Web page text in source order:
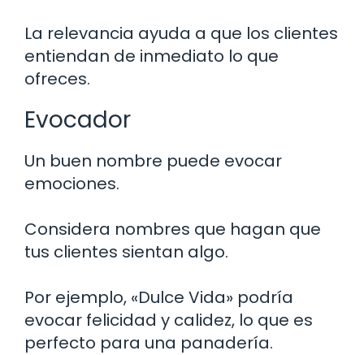
La relevancia ayuda a que los clientes
entiendan de inmediato lo que
ofreces.
Evocador
Un buen nombre puede evocar
emociones.
Considera nombres que hagan que
tus clientes sientan algo.
Por ejemplo, «Dulce Vida» podría
evocar felicidad y calidez, lo que es
perfecto para una panadería.